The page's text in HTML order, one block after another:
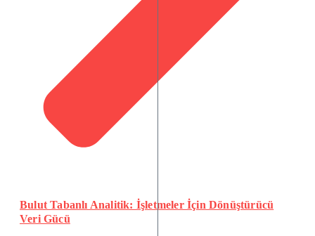
Bulut Tabanlı Analitik: İşletmeler İçin Dönüştürücü
Veri Gücü